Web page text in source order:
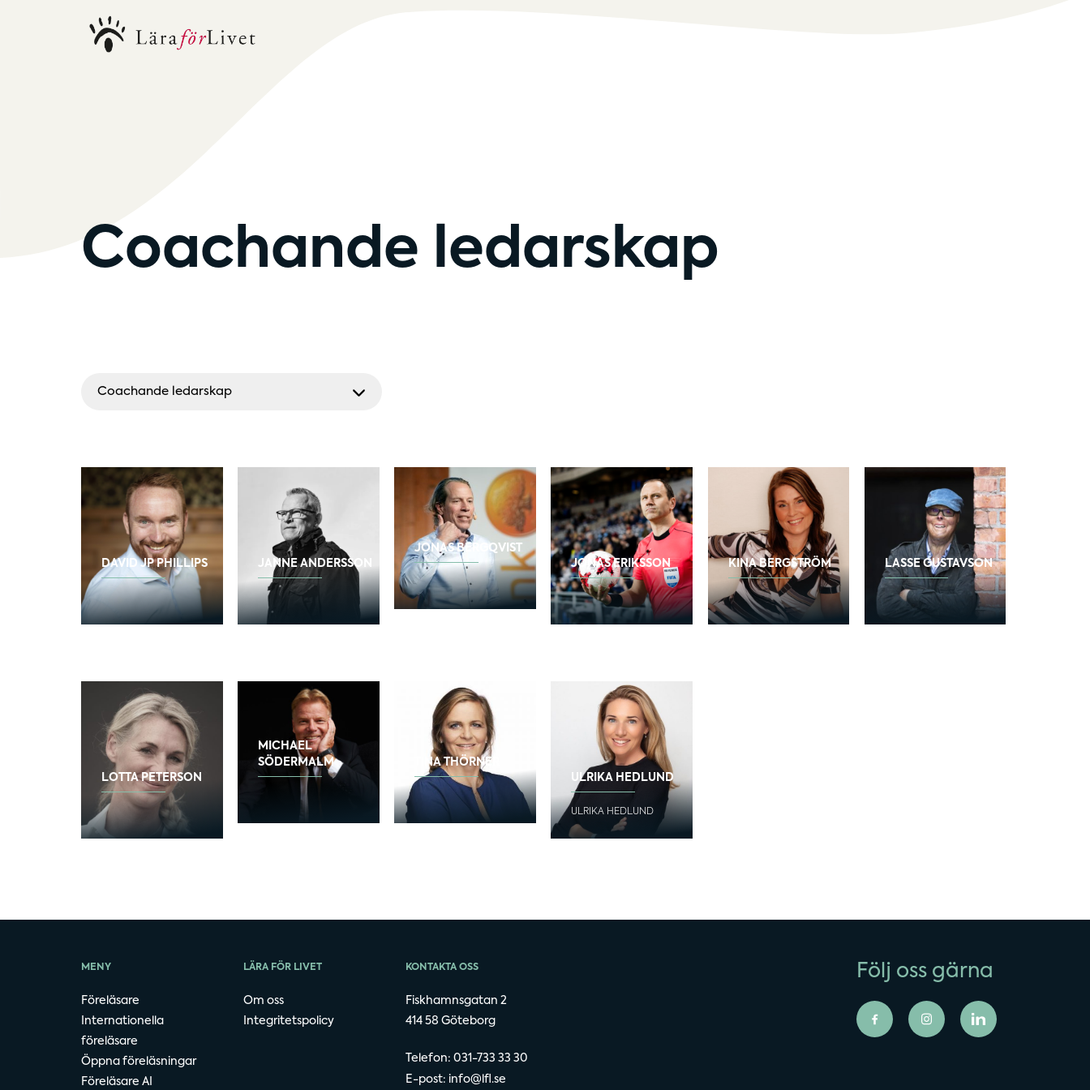
Coachande ledarskap
Coachande ledarskap
DAVID JP PHILLIPS JANNE ANDERSSON
JONAS BERGQVIST
JONAS ERIKSSON
KINA BERGSTRÖM LASSE GUSTAVSON
LOTTA PETERSON
MICHAEL
SÖDERMALM
TINA THÖRNER
ULRIKA HEDLUND
ULRIKA HEDLUND
MENY
Föreläsare
Internationella
föreläsare
Öppna föreläsningar
Föreläsare AI
LÄRA FÖR LIVET
Om oss
Integritetspolicy
KONTAKTA OSS
Fiskhamnsgatan 2
414 58 Göteborg
Telefon: 031-733 33 30
E-post: info@lfl.se
Följ oss gärna